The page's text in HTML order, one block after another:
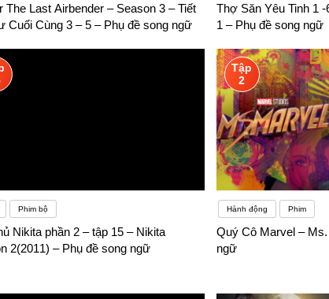
sách vở, tài liệu tham khảo khô khan… đều là những vấn đề
The Last Airbender – Season 3 – Tiết
Cuối Cùng 3 – 5 – Phụ đề song ngữ
Thợ Săn Yêu Tinh 1
1 – Phụ đề song ngữ
Phim bộ
Nikita phần 2 – tập 15 – Nikita
2(2011) – Phụ đề song ngữ
Tập
2
Hành động Phim
Quý Cô Marvel –
ngữ